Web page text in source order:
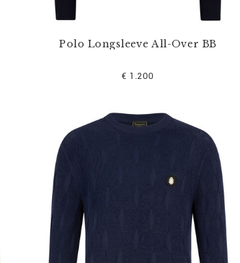
Polo Longsleeve All-Over BB
€ 1.200